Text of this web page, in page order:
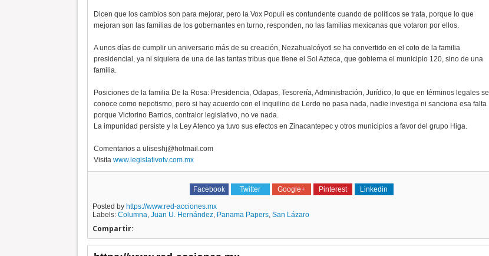
Dicen que los cambios son para mejorar, pero la Vox Populi es contundente cuando de políticos se trata, porque lo que
mejoran son las familias de los gobernantes en turno, responden, no las familias mexicanas que votaron por ellos.
A unos días de cumplir un aniversario más de su creación, Nezahualcóyotl se ha convertido en el coto de la familia
presidencial, ya ni siquiera de una de las tantas tribus que tiene el Sol Azteca, que gobierna el municipio 120, sino de una
familia.
Posiciones de la familia De la Rosa: Presidencia, Odapas, Tesorería, Administración, Jurídico, lo que en términos legales se
conoce como nepotismo, pero si hay acuerdo con el inquilino de Lerdo no pasa nada, nadie investiga ni sanciona esa falta
porque Victorino Barrios, contralor legislativo, no ve nada.
La impunidad persiste y la Ley Atenco ya tuvo sus efectos en Zinacantepec y otros municipios a favor del grupo Higa.
Comentarios a uliseshj@hotmail.com
Visita www.legislativotv.com.mx
Facebook Twitter Google+ Pinterest Linkedin
Posted by https://www.red-acciones.mx
Labels: Columna, Juan U. Hernández, Panama Papers, San Lázaro
Compartir: